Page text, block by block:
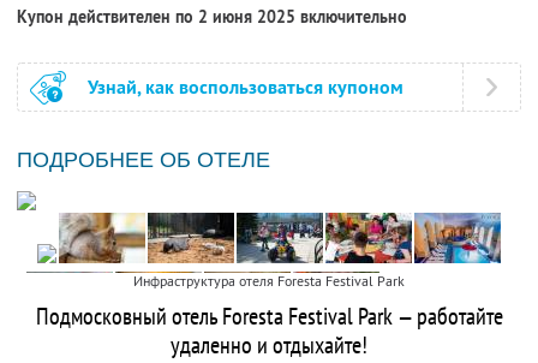
Купон действителен по 2 июня 2025 включительно
Узнай, как воспользоваться купоном
ПОДРОБНЕЕ ОБ ОТЕЛЕ
Инфраструктура отеля Foresta Festival Park
Подмосковный отель Foresta Festival Park — работайте
удаленно и отдыхайте!